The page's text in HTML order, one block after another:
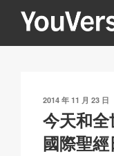
Seeking God every
發
於
2014 年 11 月 23 日
今天和
國際聖經